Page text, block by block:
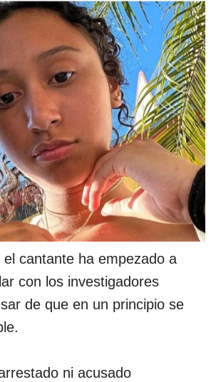
el cantante ha empezado a
con los investigadores
de que en un principio se
ni acusado